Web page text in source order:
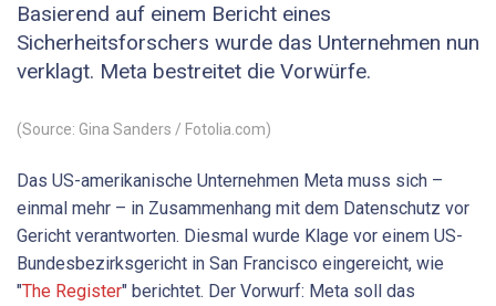
Basierend auf einem Bericht eines
Sicherheitsforschers wurde das Unternehmen nun
verklagt. Meta bestreitet die Vorwürfe.
(Source: Gina Sanders / Fotolia.com)
Das US-amerikanische Unternehmen Meta muss sich –
einmal mehr – in Zusammenhang mit dem Datenschutz vor
Gericht verantworten. Diesmal wurde Klage vor einem US-
Bundesbezirksgericht in San Francisco eingereicht, wie
"The Register" berichtet. Der Vorwurf: Meta soll das